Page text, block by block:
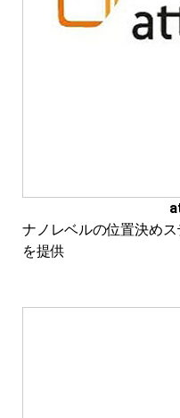
ナノレベルの位置決め
を提供